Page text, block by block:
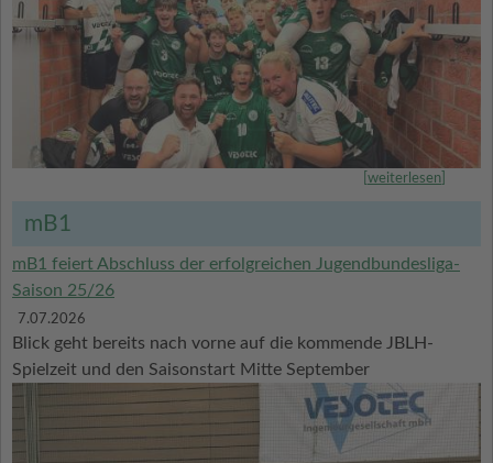
weiterlesen
mB1
mB1 feiert Abschluss der erfolgreichen Jugendbundesliga-
Saison 25/26
7.07.2026
Blick geht bereits nach vorne auf die kommende JBLH-
Spielzeit und den Saisonstart Mitte September